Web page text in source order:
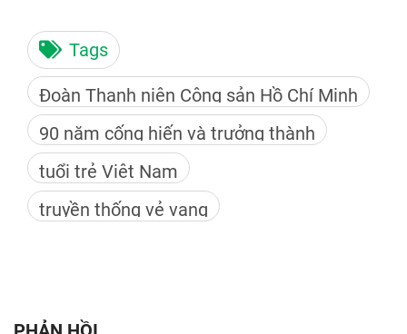
Tags
Đoàn Thanh niên Cộng sản Hồ Chí Minh
90 năm cống hiến và trưởng thành
tuổi trẻ Việt Nam
truyền thống vẻ vang